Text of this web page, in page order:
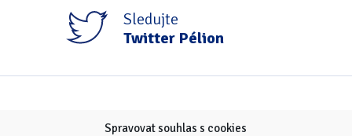
Spravovat souhlas s cookies
Sledujte
Twitter Pélion